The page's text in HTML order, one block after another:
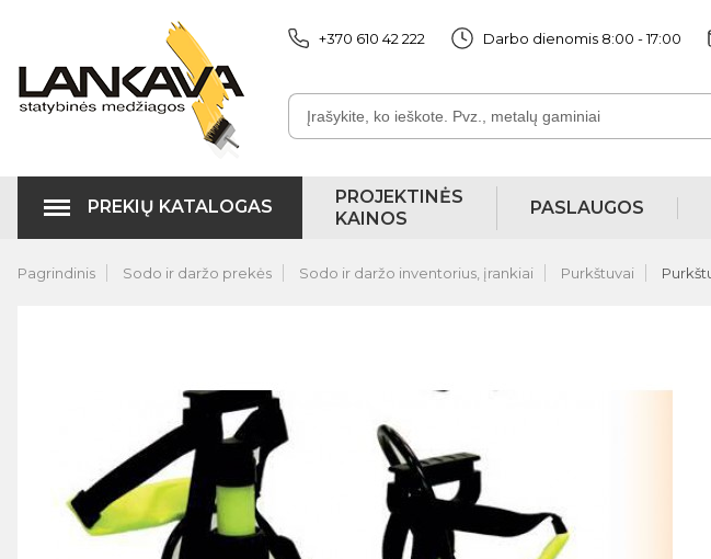
+370 610 42 222 Darbo dienomis 8:00 - 17:00
PREKIŲ KATALOGAS
PROJEKTINĖS
KAINOS
PASLAUGOS
Pagrindinis Sodo ir daržo prekės Sodo ir daržo inventorius, įrankiai Purkštuvai